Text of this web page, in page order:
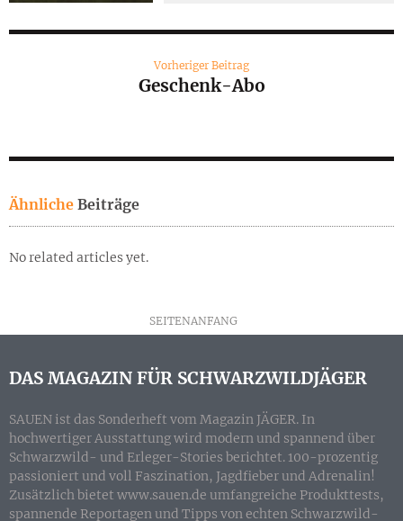
Vorheriger Beitrag
Geschenk-Abo
Ähnliche Beiträge
No related articles yet.
SEITENANFANG
DAS MAGAZIN FÜR SCHWARZWILDJÄGER
SAUEN ist das Sonderheft vom Magazin JÄGER. In
hochwertiger Ausstattung wird modern und spannend über
Schwarzwild- und Erleger-Stories berichtet. 100-prozentig
passioniert und voll Faszination, Jagdfieber und Adrenalin!
Zusätzlich bietet www.sauen.de umfangreiche Produkttests,
spannende Reportagen und Tipps von echten Schwarzwild-